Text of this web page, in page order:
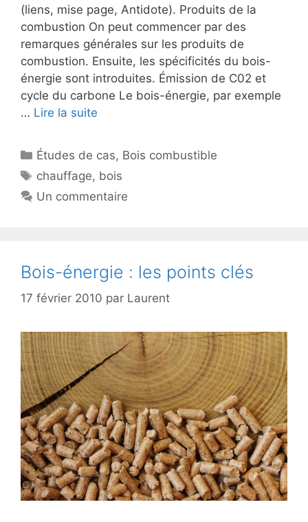
(liens, mise page, Antidote). Produits de la
combustion On peut commencer par des
remarques générales sur les produits de
combustion. Ensuite, les spécificités du bois-
énergie sont introduites. Émission de C02 et
cycle du carbone Le bois-énergie, par exemple
… Lire la suite
Catégories
Études de cas, Bois combustible
Étiquettes
chauffage, bois
Un commentaire
Bois-énergie : les points clés
17 février 2010 par Laurent